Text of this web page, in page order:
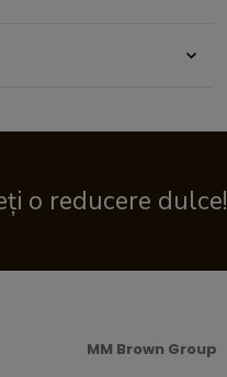
o reducere dulce!
MM Brown Group